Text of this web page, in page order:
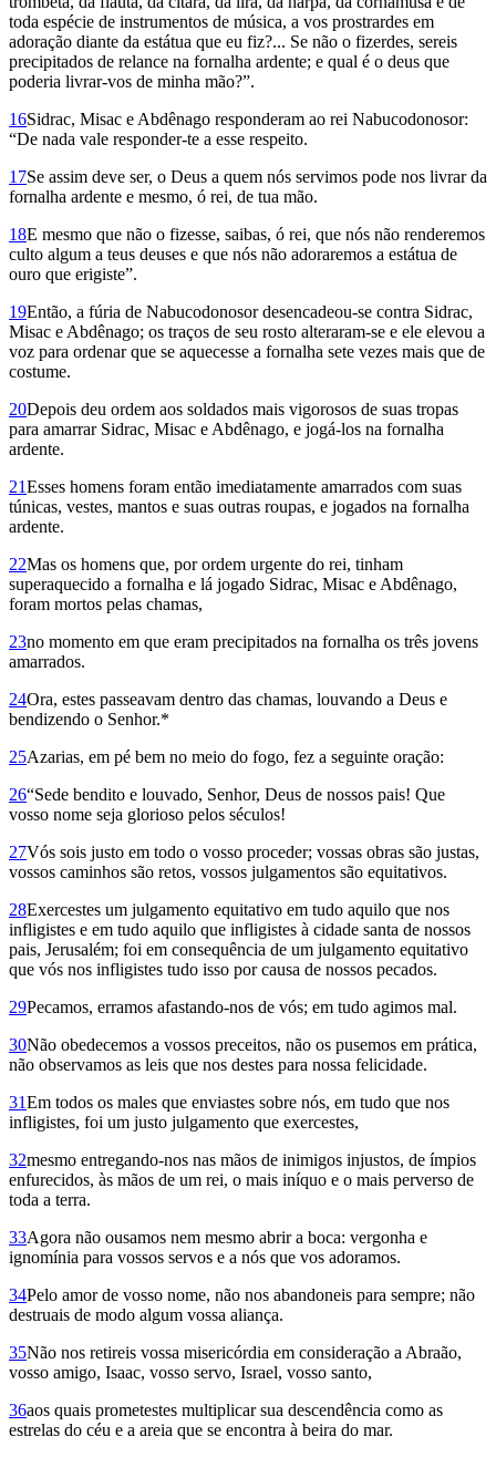
toda espécie de instrumentos de música, a vos pros­trardes em
adoração diante da estátua que eu fiz?... Se não o fizerdes, sereis
precipitados de relance na fornalha ardente; e qual é o deus que
poderia livrar-vos de minha mão?”.
16Sidrac, Misac e Abdênago res­ponderam ao rei Nabucodonosor:
“De nada vale responder-te a esse respeito.
17Se assim deve ser, o Deus a quem nós servimos pode nos livrar da
fornalha ardente e mesmo, ó rei, de tua mão.
18E mesmo que não o fizesse, saibas, ó rei, que nós não renderemos
culto algum a teus deuses e que nós não adoraremos a estátua de
ouro que erigiste”.
19Então, a fúria de Nabucodonosor desencadeou-se contra Sidrac,
Misac e Abdênago; os traços de seu rosto alteraram-se e ele elevou a
voz para ordenar que se aquecesse a fornalha sete vezes mais que de
costume.
20Depois deu ordem aos soldados mais vigorosos de suas tropas
para amarrar Sidrac, Misac e Abdênago, e jogá-los na fornalha
ardente.
21Esses homens foram então imediatamente amarrados com suas
túnicas, vestes, mantos e suas outras roupas, e jogados na fornalha
ardente.
22Mas os homens que, por ordem urgente do rei, tinham
superaquecido a fornalha e lá jogado Sidrac, Misac e Abdênago,
foram mortos pelas chamas,
23no momento em que eram precipitados na fornalha os três jovens
amarrados.
24Ora, estes passeavam dentro das chamas, louvando a Deus e
bendizendo o Senhor.*
25Azarias, em pé bem no meio do fogo, fez a seguinte oração:
26“Sede bendito e louvado, Senhor, Deus de nossos pais! Que
vosso nome seja glorioso pelos séculos!
27Vós sois justo em todo o vosso proceder; vossas obras são justas,
vossos caminhos são retos, vossos julgamentos são equitativos.
28Exercestes um julgamento equitativo em tudo aquilo que nos
infligistes e em tudo aquilo que infligistes à cidade santa de nossos
pais, Jerusalém; foi em consequência de um julgamento equitativo
que vós nos infligistes tudo isso por causa de nossos pecados.
29Pecamos, erramos afastando-nos de vós; em tudo agimos mal.
30Não obedecemos a vossos preceitos, não os pusemos em prática,
não observamos as leis que nos destes para nossa felicidade.
31Em todos os males que enviastes sobre nós, em tudo que nos
infligistes, foi um justo julgamento que exercestes,
32mesmo entregando-nos nas mãos de inimigos injustos, de ímpios
enfurecidos, às mãos de um rei, o mais iníquo e o mais perverso de
toda a terra.
33Agora não ousamos nem mesmo abrir a boca: vergonha e
ignomínia para vossos servos e a nós que vos adoramos.
34Pelo amor de vosso nome, não nos abandoneis para sempre; não
destruais de modo algum vossa aliança.
35Não nos retireis vossa misericórdia em consideração a Abraão,
vosso amigo, Isaac, vosso servo, Israel, vosso santo,
36aos quais prometestes multiplicar sua descendência como as
estrelas do céu e a areia que se encontra à beira do mar.